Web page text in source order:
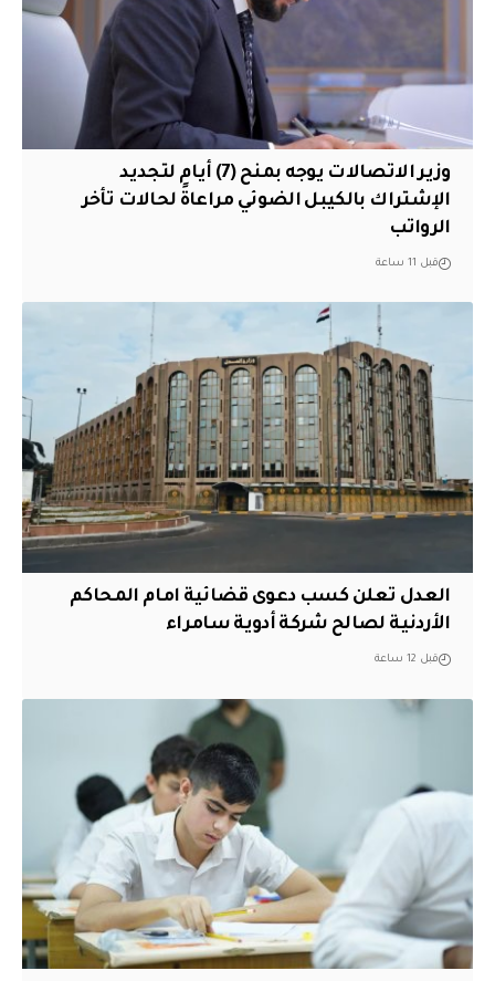
وزير الاتصالات يوجه بمنح (7) أيام لتجديد
الإشتراك بالكيبل الضوئي مراعاةً لحالات تأخر
الرواتب
قبل 11 ساعة
العدل تعلن كسب دعوى قضائية امام المحاكم
الأردنية لصالح شركة أدوية سامراء
قبل 12 ساعة